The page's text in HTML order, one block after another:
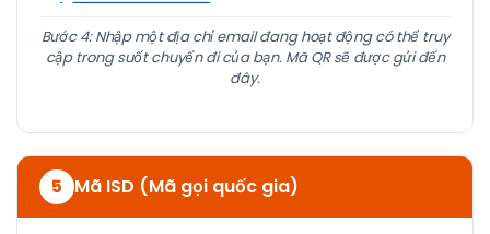
Bước 4: Nhập một địa chỉ email đang hoạt động có thể truy
cập trong suốt chuyến đi của bạn. Mã QR sẽ được gửi đến
đây.
5 Mã ISD (Mã gọi quốc gia)